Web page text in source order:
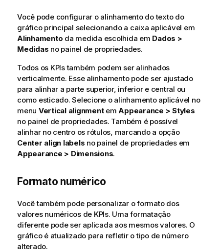
Você pode configurar o alinhamento do texto do
gráfico principal selecionando a caixa aplicável em
Alinhamento da medida escolhida em Dados >
Medidas no painel de propriedades.
Todos os KPIs também podem ser alinhados
verticalmente. Esse alinhamento pode ser ajustado
para alinhar a parte superior, inferior e central ou
como esticado. Selecione o alinhamento aplicável no
menu Vertical alignmentemAppearance > Styles
no painel de propriedades. Também é possível
alinhar no centro os rótulos, marcando a opção
Center align labels no painel de propriedades em
Appearance > Dimensions.
Formato numérico
Você também pode personalizar o formato dos
valores numéricos de KPIs. Uma formatação
diferente pode ser aplicada aos mesmos valores. O
gráfico é atualizado para refletir o tipo de número
alterado.